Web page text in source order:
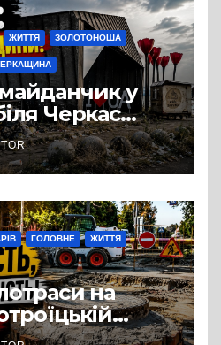
ЖИТТЯ ЗОЛОТОНОША
у
Черкас
на занедбане
ГОЛОВНЕ ЖИТТЯ
на
із